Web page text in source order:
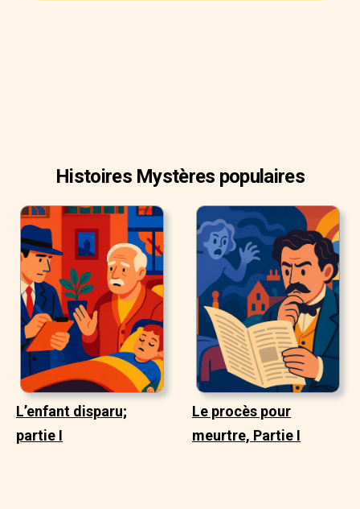
un rêve ou une autre impression mentale remarquable,
hésita beaucoup avant de s'y reprendre. A sa réticence,
j'attribua beaucoup d'obscurité à laquelle de telles
personnes étaient sujets. Nous ne communiquons pas
habituellement nos expériences de ces choses
subjectives quand nous faisons nos expériences de
création objective. La conséquence est, que le stock
général d'expérience dans cette perception apparait
exceptionnel, et c'est vraiment le cas, dans le fait d'être
misérablement imparfait.
Histoires Mystères populaires
L’enfant disparu;
partie I
Le procès pour
meurtre, Partie I